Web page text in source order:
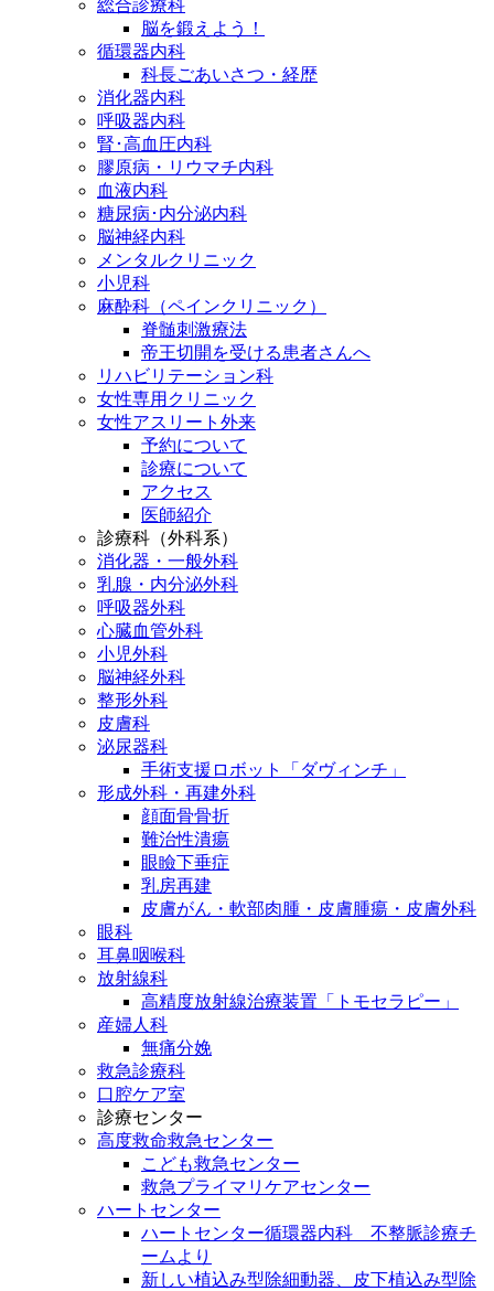
総合診療科
脳を鍛えよう！
循環器内科
科長ごあいさつ・経歴
消化器内科
呼吸器内科
腎･高血圧内科
膠原病・リウマチ内科
血液内科
糖尿病･内分泌内科
脳神経内科
メンタルクリニック
小児科
麻酔科（ペインクリニック）
脊髄刺激療法
帝王切開を受ける患者さんへ
リハビリテーション科
女性専用クリニック
女性アスリート外来
予約について
診療について
アクセス
医師紹介
診療科（外科系）
消化器・一般外科
乳腺・内分泌外科
呼吸器外科
心臓血管外科
小児外科
脳神経外科
整形外科
皮膚科
泌尿器科
手術支援ロボット「ダヴィンチ」
形成外科・再建外科
顔面骨骨折
難治性潰瘍
眼瞼下垂症
乳房再建
皮膚がん・軟部肉腫・皮膚腫瘍・皮膚外科
眼科
耳鼻咽喉科
放射線科
高精度放射線治療装置「トモセラピー」
産婦人科
無痛分娩
救急診療科
口腔ケア室
診療センター
高度救命救急センター
こども救急センター
救急プライマリケアセンター
ハートセンター
ハートセンター循環器内科 不整脈診療チ
ームより
新しい植込み型除細動器、皮下植込み型除